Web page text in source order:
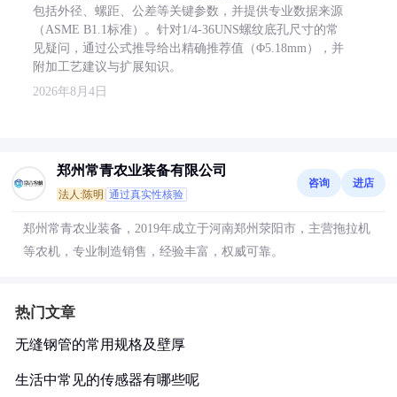
包括外径、螺距、公差等关键参数，并提供专业数据来源
（ASME B1.1标准）。针对1/4-36UNS螺纹底孔尺寸的常
见疑问，通过公式推导给出精确推荐值（Φ5.18mm），并
附加工艺建议与扩展知识。
2026年8月4日
郑州常青农业装备有限公司
法人:陈明 通过真实性核验
咨询 进店
郑州常青农业装备，2019年成立于河南郑州荥阳市，主营拖拉机
等农机，专业制造销售，经验丰富，权威可靠。
热门文章
无缝钢管的常用规格及壁厚
生活中常见的传感器有哪些呢